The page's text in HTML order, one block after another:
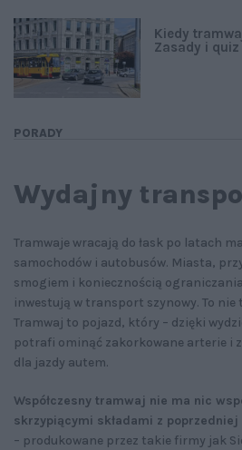
PORADY
Kiedy
Zasady i quiz
Wydajny
Tramwaje wracają do łask po latach
samochodów i autobusów. Miasta,
smogiem i koniecznością
inwestują w transport szynowy. To
Tramwaj to pojazd, który – dzięki
potrafi ominąć zakorkowane arterie i
dla jazdy autem.
Współczesny tramwaj nie ma nic
skrzypiącymi składami z poprzedniej
– produkowane przez takie firmy jak